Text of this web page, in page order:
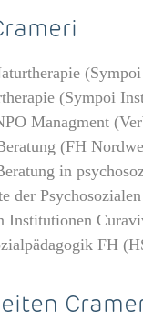
(Sympoi
Managment
(FH
in
der
Institutionen
FH